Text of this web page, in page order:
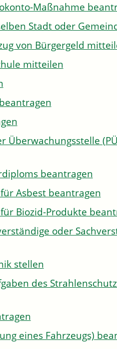
Maßnahme
Stadt oder
von Bürgergeld
mitteilen
beantragen
Asbest beantragen
Biozid-Produkte
oder
stellen
des
eines Fahrzeugs)